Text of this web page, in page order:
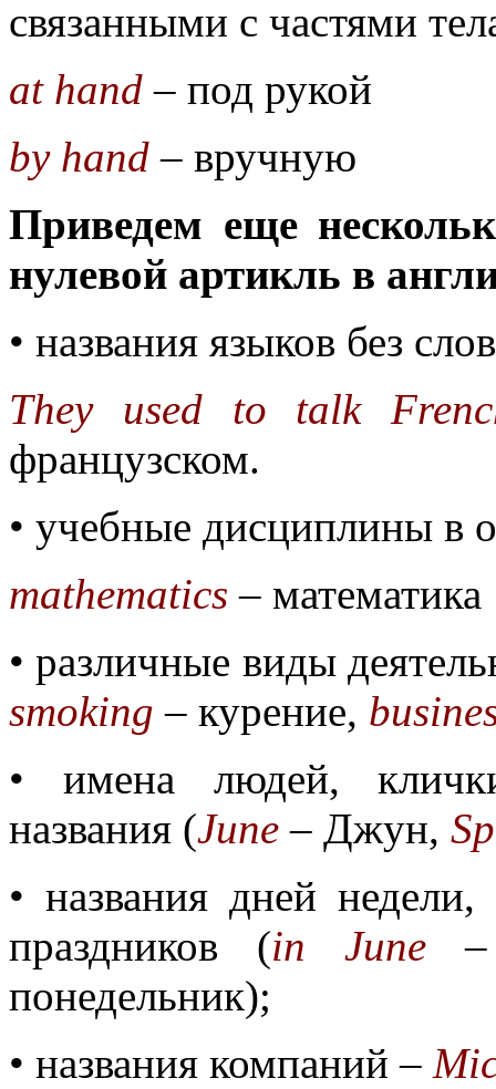
связанными с частями
at hand – под рукой
by hand – вручную
Приведем еще
нулевой артикль в
• названия языков без
They used to talk
французском.
• учебные дисциплины в
mathematics – математика
• различные виды
smoking – курение,
• имена людей,
названия (June – Джун,
• названия дней
праздников (in June–
понедельник);
• названия компаний –